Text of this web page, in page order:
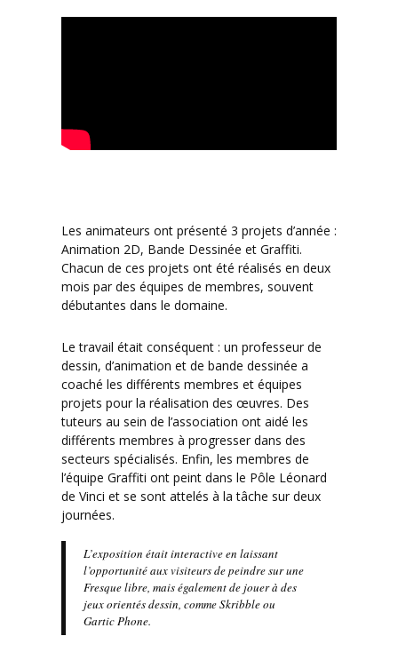
Les animateurs ont présenté 3 projets d’année :
Animation 2D, Bande Dessinée et Graffiti.
Chacun de ces projets ont été réalisés en deux
mois par des équipes de membres, souvent
débutantes dans le domaine.
Le travail était conséquent : un professeur de
dessin, d’animation et de bande dessinée a
coaché les différents membres et équipes
projets pour la réalisation des œuvres. Des
tuteurs au sein de l’association ont aidé les
différents membres à progresser dans des
secteurs spécialisés. Enfin, les membres de
l’équipe Graffiti ont peint dans le Pôle Léonard
de Vinci et se sont attelés à la tâche sur deux
journées.
L’exposition était interactive en laissant
l’opportunité aux visiteurs de peindre sur une
Fresque libre, mais également de jouer à des
jeux orientés dessin, comme Skribble ou
Gartic Phone.